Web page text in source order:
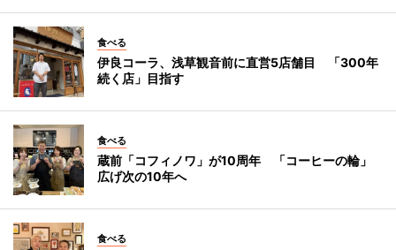
食べる
伊良コーラ、浅草観音前に直営5店舗目 「300年
続く店」目指す
食べる
蔵前「コフィノワ」が10周年 「コーヒーの輪」
広げ次の10年へ
食べる